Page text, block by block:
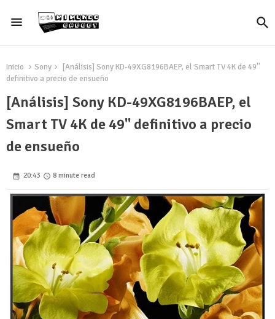
Inicio Sony
[Análisis] Sony KD-49XG8196BAEP, el Smart TV 4K de 49''
definitivo a precio de ensueño
[Análisis] Sony KD-49XG8196BAEP, el
Smart TV 4K de 49'' definitivo a precio
de ensueño
20:43 8 minute read